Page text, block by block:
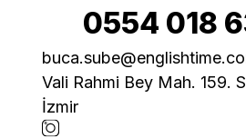
0554 018
Vali Rahmi Bey Mah. 159.
İzmir